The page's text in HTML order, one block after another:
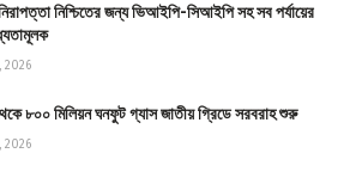
নিরাপত্তা নিশ্চিতের জন্য ভিআইপি-সিআইপি সহ সব পর্যায়ের
2026
৮০০ মিলিয়ন ঘনফুট গ্যাস জাতীয় গ্রিডে সরবরাহ শুরু
2026